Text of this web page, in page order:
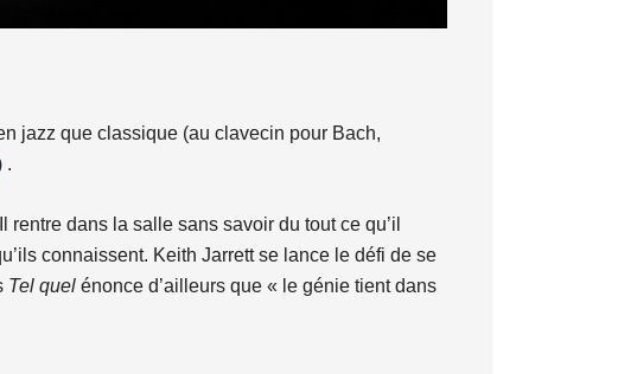
jazz que classique (au clavecin pour Bach,
.
rentre dans la salle sans savoir du tout ce qu’il
connaissent. Keith Jarrett se lance le défi de se
Tel quel énonce d’ailleurs que « le génie tient dans